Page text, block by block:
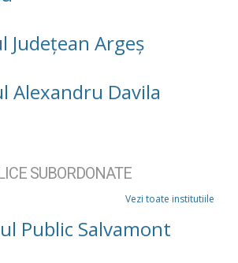
Județean Argeș
Alexandru Davila
SUBORDONATE
Vezi toate institutiile
Public Salvamont